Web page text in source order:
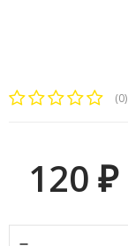
(0)
120 ₽